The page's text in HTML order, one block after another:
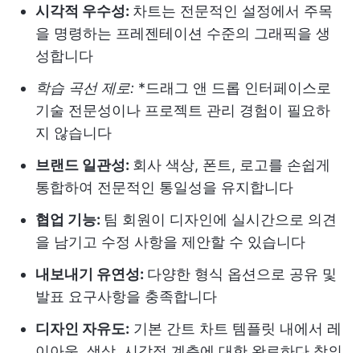
시각적 우수성: 차트는 전문적인 설정에서 주목
을 명령하는 프레젠테이션 수준의 그래픽을 생
성합니다
학습 곡선 제로: *드래그 앤 드롭 인터페이스로
기술 전문성이나 프로젝트 관리 경험이 필요하
지 않습니다
브랜드 일관성: 회사 색상, 폰트, 로고를 손쉽게
통합하여 전문적인 통일성을 유지합니다
협업 기능: 팀 회원이 디자인에 실시간으로 의견
을 남기고 수정 사항을 제안할 수 있습니다
내보내기 유연성: 다양한 형식 옵션으로 공유 및
발표 요구사항을 충족합니다
디자인 자유도: 기본 간트 차트 템플릿 내에서 레